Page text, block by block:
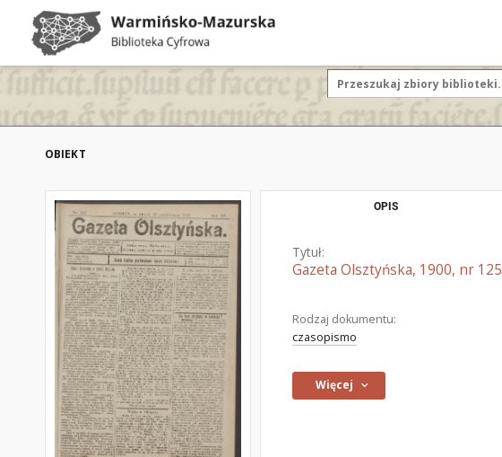
OBIEKT
OPIS
Tytuł:
Gazeta Olsztyńska, 1900, nr 125
Rodzaj dokumentu:
czasopismo
Więcej